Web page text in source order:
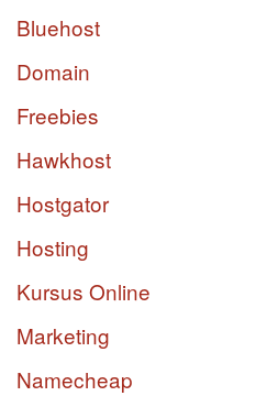
Bluehost
Domain
Freebies
Hawkhost
Hostgator
Hosting
Kursus Online
Marketing
Namecheap